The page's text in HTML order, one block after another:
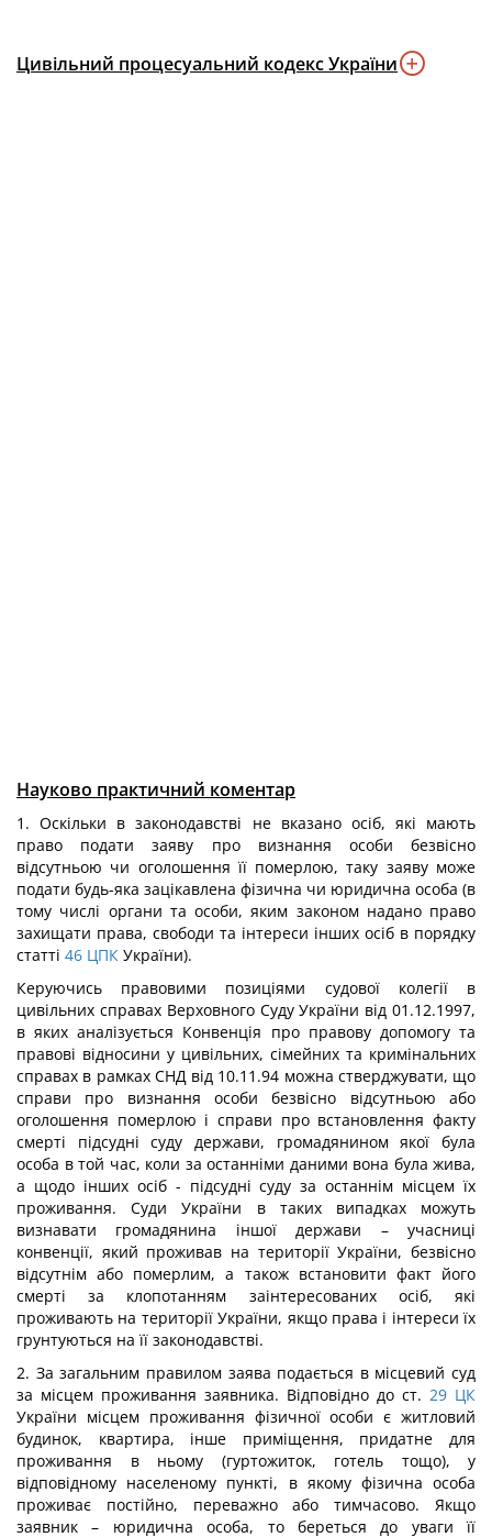
Цивільний процесуальний кодекс України
Науково практичний коментар
1. Оскільки в законодавстві не вказано осіб, які мають
право подати заяву про визнання особи безвісно
відсутньою чи оголошення її померлою, таку заяву може
подати будь-яка зацікавлена фізична чи юридична особа (в
тому числі органи та особи, яким законом надано право
захищати права, свободи та інтереси інших осіб в порядку
статті 46 ЦПК України).
Керуючись правовими позиціями судової колегії в
цивільних справах Верховного Суду України від 01.12.1997,
в яких аналізується Конвенція про правову допомогу та
правові відносини у цивільних, сімейних та кримінальних
справах в рамках СНД від 10.11.94 можна стверджувати, що
справи про визнання особи безвісно відсутньою або
оголошення померлою і справи про встановлення факту
смерті підсудні суду держави, громадянином якої була
особа в той час, коли за останніми даними вона була жива,
а щодо інших осіб - підсудні суду за останнім місцем їх
проживання. Суди України в таких випадках можуть
визнавати громадянина іншої держави – учасниці
конвенції, який проживав на території України, безвісно
відсутнім або померлим, а також встановити факт його
смерті за клопотанням заінтересованих осіб, які
проживають на території України, якщо права і інтереси їх
грунтуються на її законодавстві.
2. За загальним правилом заява подається в місцевий суд
за місцем проживання заявника. Відповідно до ст. 29 ЦК
України місцем проживання фізичної особи є житловий
будинок, квартира, інше приміщення, придатне для
проживання в ньому (гуртожиток, готель тощо), у
відповідному населеному пункті, в якому фізична особа
проживає постійно, переважно або тимчасово. Якщо
заявник – юридична особа, то береться до уваги її